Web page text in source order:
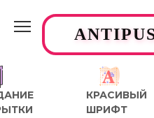
содержанию
КРАСИВЫЙ
ШРИФТ